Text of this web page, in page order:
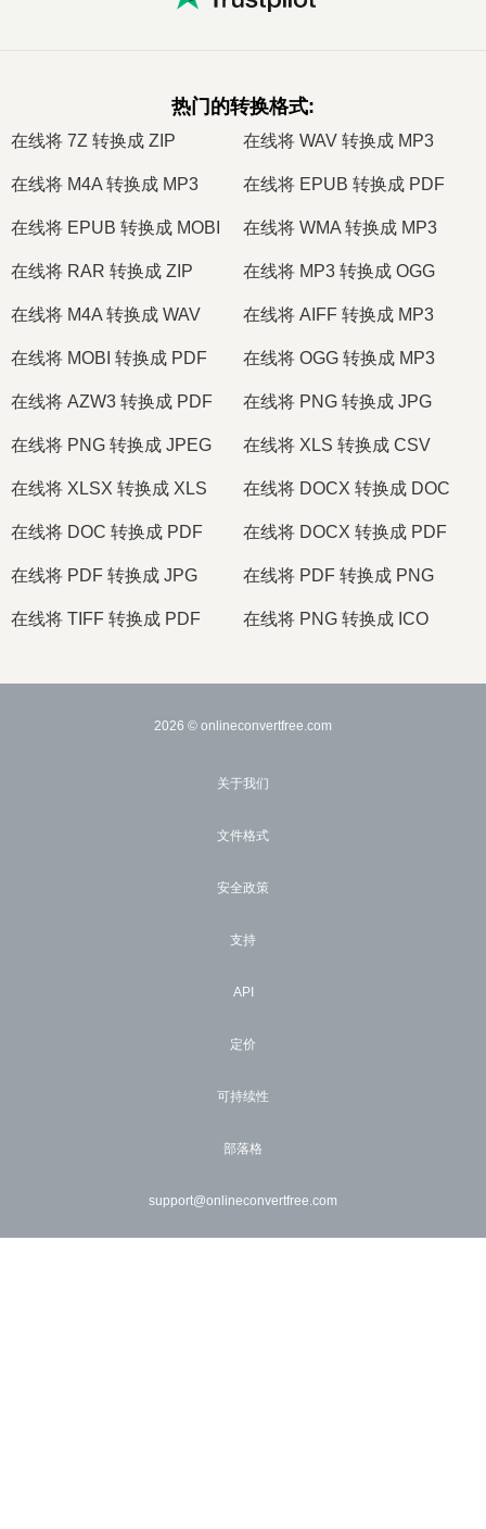
热门的转换格式:
在线将 7Z 转换成 ZIP 在线将 WAV 转换成 MP3
在线将 M4A 转换成 MP3 在线将 EPUB 转换成 PDF
在线将 EPUB 转换成 MOBI 在线将 WMA 转换成 MP3
在线将 RAR 转换成 ZIP 在线将 MP3 转换成 OGG
在线将 M4A 转换成 WAV 在线将 AIFF 转换成 MP3
在线将 MOBI 转换成 PDF 在线将 OGG 转换成 MP3
在线将 AZW3 转换成 PDF 在线将 PNG 转换成 JPG
在线将 PNG 转换成 JPEG 在线将 XLS 转换成 CSV
在线将 XLSX 转换成 XLS 在线将 DOCX 转换成 DOC
在线将 DOC 转换成 PDF 在线将 DOCX 转换成 PDF
在线将 PDF 转换成 JPG 在线将 PDF 转换成 PNG
在线将 TIFF 转换成 PDF 在线将 PNG 转换成 ICO
2026 © onlineconvertfree.com
关于我们
文件格式
安全政策
支持
API
定价
可持续性
部落格
support@onlineconvertfree.com